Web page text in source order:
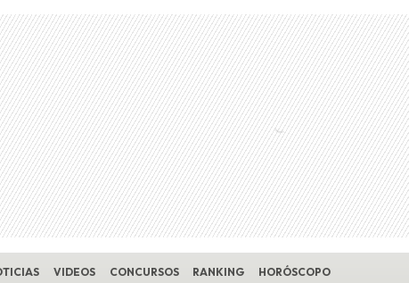
VIDEOS CONCURSOS RANKING HORÓSCOPO